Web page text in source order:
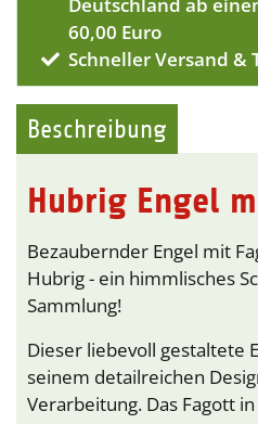
60,00 Euro
Schneller Versand &
Beschreibung
Hubrig Engel
Bezaubernder Engel mit
Hubrig - ein himmlisches
Sammlung!
Dieser liebevoll gestaltete
seinem detailreichen
Verarbeitung. Das Fagott